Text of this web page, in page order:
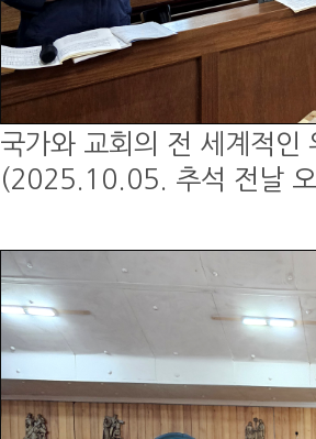
국가와 교회의 전 세계적인
(2025.10.05. 추석 전날